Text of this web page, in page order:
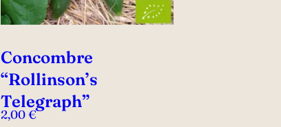
Concombre
“Rollinson’s
Telegraph”
2,00€